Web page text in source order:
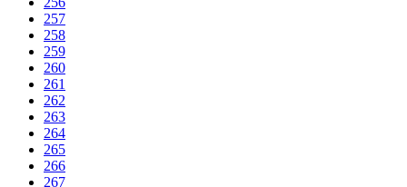
257
258
259
260
261
262
263
264
265
266
267